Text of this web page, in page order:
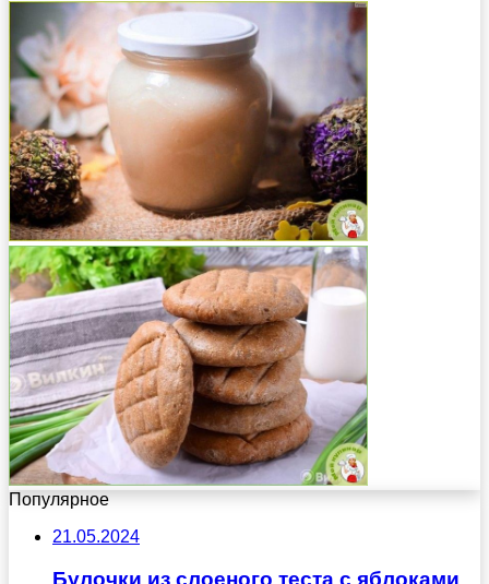
Популярное
21.05.2024
Булочки из слоеного теста с яблоками